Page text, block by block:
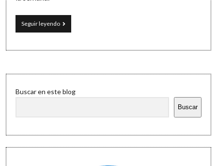
Seguir leyendo7
formas
desconexión
Sidebar
Buscar en este blog
Buscar